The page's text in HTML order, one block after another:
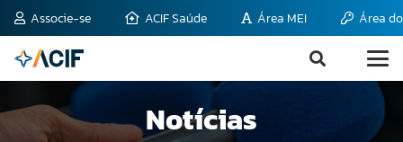
Associe-se ACIF Saúde Área MEI Área
Notícias